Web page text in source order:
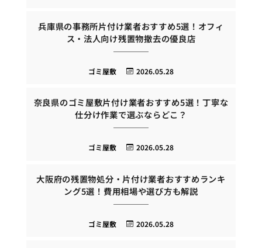
兵庫県の事務所片付け業者おすすめ5選！オフィ
ス・法人向け残置物撤去の優良店
2026.05.28
ゴミ屋敷
奈良県のゴミ屋敷片付け業者おすすめ5選！丁寧な
仕分け作業で選ぶならどこ？
2026.05.28
ゴミ屋敷
大阪府の残置物処分・片付け業者おすすめランキ
ング5選！費用相場や選び方も解説
2026.05.28
ゴミ屋敷